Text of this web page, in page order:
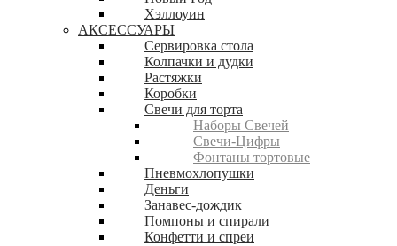
Хэллоуин
АКСЕССУАРЫ
Сервировка стола
Колпачки и дудки
Растяжки
Коробки
Свечи для торта
Наборы Свечей
Свечи-Цифры
Фонтаны тортовые
Пневмохлопушки
Деньги
Занавес-дождик
Помпоны и спирали
Конфетти и спреи